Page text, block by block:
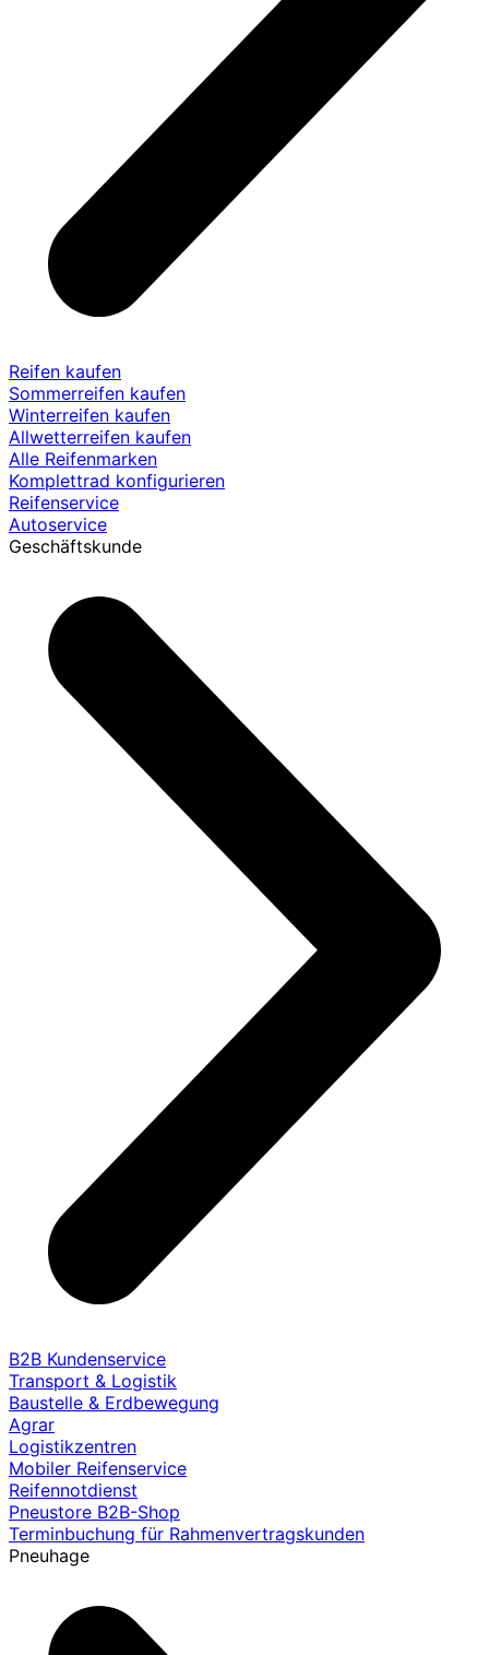
Reifen kaufen
Sommerreifen kaufen
Winterreifen kaufen
Allwetterreifen kaufen
Alle Reifenmarken
Komplettrad konfigurieren
Reifenservice
Autoservice
Geschäftskunde
B2B Kundenservice
Transport & Logistik
Baustelle & Erdbewegung
Agrar
Logistikzentren
Mobiler Reifenservice
Reifennotdienst
Pneustore B2B-Shop
Terminbuchung für Rahmenvertragskunden
Pneuhage